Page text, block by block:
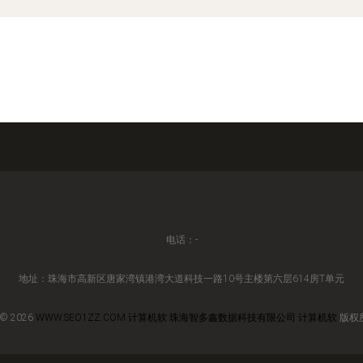
电话：-
地址：珠海市高新区唐家湾镇港湾大道科技一路10号主楼第六层614房T单元
© 2026 WWW.SEO1ZZ.COM 计算机软 珠海智多鑫数据科技有限公司 计算机软 版权